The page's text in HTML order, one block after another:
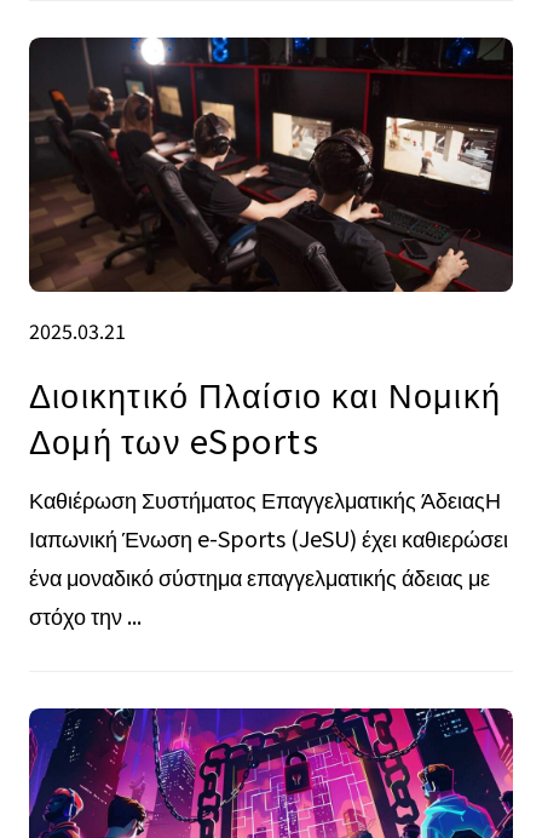
2025.03.21
Διοικητικό Πλαίσιο και Νομική
Δομή των eSports
Καθιέρωση Συστήματος Επαγγελματικής ΆδειαςΗ
Ιαπωνική Ένωση e-Sports (JeSU) έχει καθιερώσει
ένα μοναδικό σύστημα επαγγελματικής άδειας με
στόχο την ...